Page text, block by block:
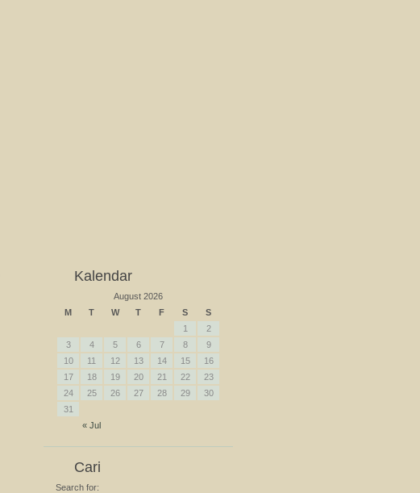
Kalendar
August 2026
M
T W T F S S
« Jul
1
2
3
4 5 6 7 8
9
10
11 12 13 14 15
16
17
18 19 20 21 22
23
24
25 26 27 28 29
30
31
Cari
Search for: